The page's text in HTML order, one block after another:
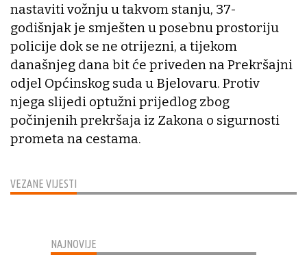
VEZANE VIJESTI
nastaviti vožnju u takvom stanju, 37-
godišnjak je smješten u posebnu prostoriju
policije dok se ne otrijezni, a tijekom
današnjeg dana bit će priveden na Prekršajni
odjel Općinskog suda u Bjelovaru. Protiv
njega slijedi optužni prijedlog zbog
počinjenih prekršaja iz Zakona o sigurnosti
prometa na cestama.
NAJNOVIJE